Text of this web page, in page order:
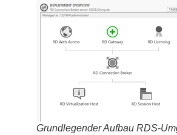
Grundlegender Aufbau RDS-